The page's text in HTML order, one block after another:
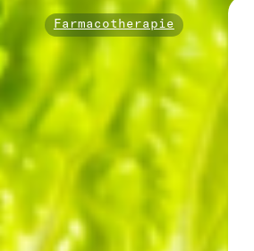
Farmacotherapie